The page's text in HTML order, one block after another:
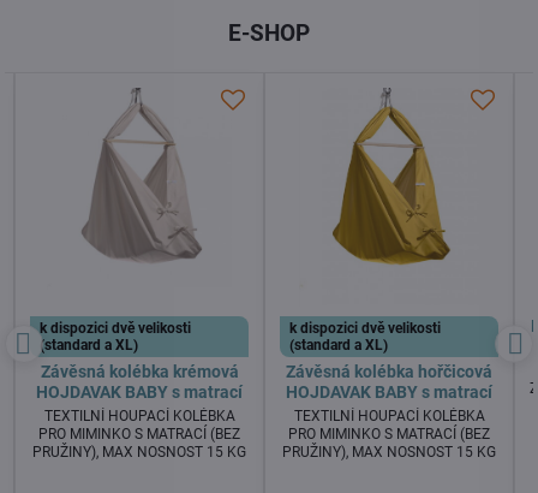
E-SHOP
k dispozici dvě velikosti
(standard a XL)
Závěsná kolébka krémová
HOJDAVAK BABY s matrací
TEXTILNÍ HOUPACÍ KOLÉBKA
PRO MIMINKO S MATRACÍ (BEZ
PRUŽINY), MAX NOSNOST 15 KG
k dispozici dvě velikosti
(standard a XL)
Závěsná kolébka hořčicová
HOJDAVAK BABY s matrací
TEXTILNÍ HOUPACÍ KOLÉBKA
PRO MIMINKO S MATRACÍ (BEZ
PRUŽINY), MAX NOSNOST 15 KG